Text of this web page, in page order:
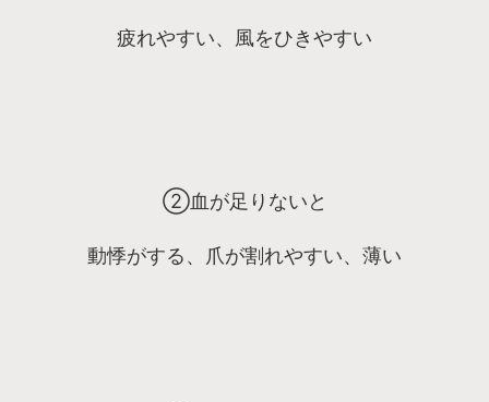
疲れやすい、風をひきやすい
②血が足りないと
動悸がする、爪が割れやすい、薄い